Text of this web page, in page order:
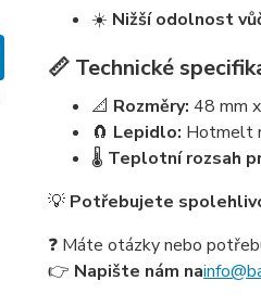
☀️ Nižší odolnost
📏 Technické
📐 Rozměry: 48 mm
🧲 Lepidlo: Hotmelt
🌡️ Teplotní rozsah
💡 Potřebujete
❓ Máte otázky nebo
👉 Napište nám na